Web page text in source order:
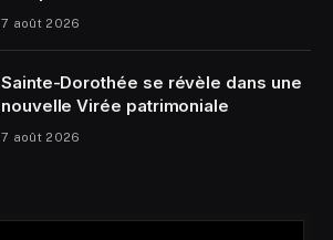
7 août 2026
Sainte-Dorothée se révèle dans une
nouvelle Virée patrimoniale
7 août 2026